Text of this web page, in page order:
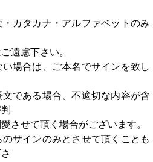
カタカナ・アルファベットのみ
遠慮下さい。
場合は、ご本名でサインを致し
である場合、不適切な内容が含
させて頂く場合がございます。
サインのみとさせて頂くことも